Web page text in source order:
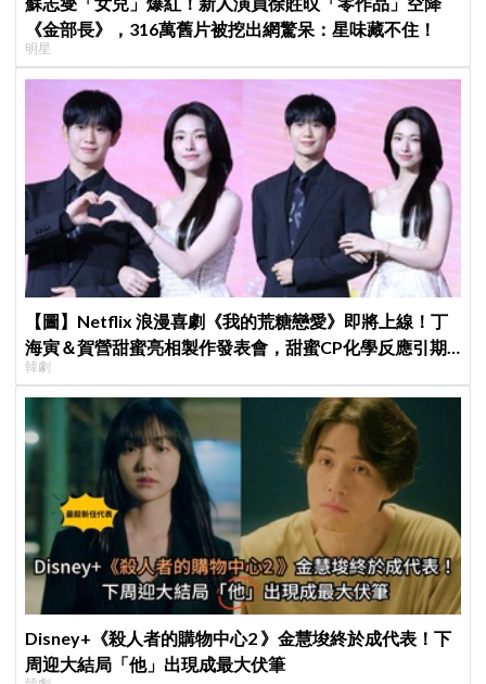
《金部長》，316萬舊片被挖出網驚呆：星味藏不住！
明星
【圖】Netflix 浪漫喜劇《我的荒糖戀愛》即將上線！丁
海寅＆賀營甜蜜亮相製作發表會，甜蜜CP化學反應引期
待
韓劇
Disney+《殺人者的購物中心2 》金慧埈終於成代表！下
周迎大結局「他」出現成最大伏筆